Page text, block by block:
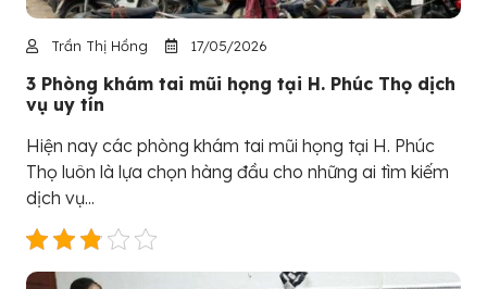
Trần Thị Hồng 17/05/2026
3 Phòng khám tai mũi họng tại H. Phúc Thọ dịch
vụ uy tín
Hiện nay các phòng khám tai mũi họng tại H. Phúc
Thọ luôn là lựa chọn hàng đầu cho những ai tìm kiếm
dịch vụ...